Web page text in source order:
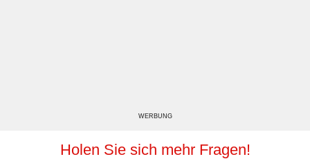
WERBUNG
Holen Sie sich mehr Fragen!